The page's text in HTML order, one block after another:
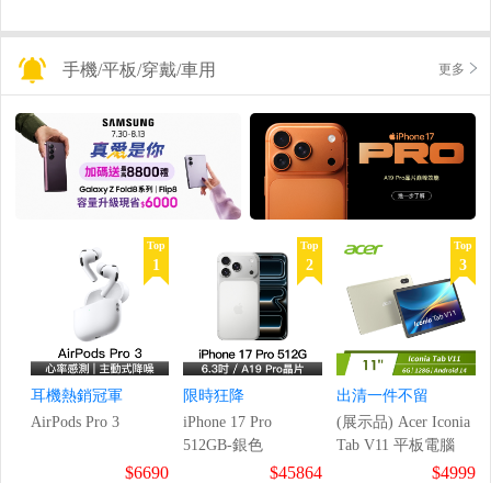
手機/平板/穿戴/車用 更多
Top
1
耳機熱銷冠軍
AirPods Pro 3
$6690
Top
2
限時狂降
iPhone 17 Pro
512GB-銀色
$45864
Top
3
出清一件不留
(展示品) Acer Iconia
Tab V11 平板電腦
$4999